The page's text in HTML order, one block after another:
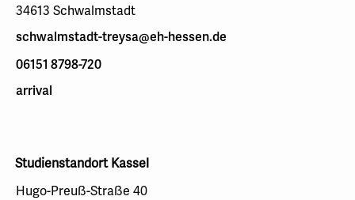
34613 Schwalmstadt
schwalmstadt-treysa@eh-hessen.de
06151 8798-720
arrival
Studienstandort Kassel
Hugo-Preuß-Straße 40